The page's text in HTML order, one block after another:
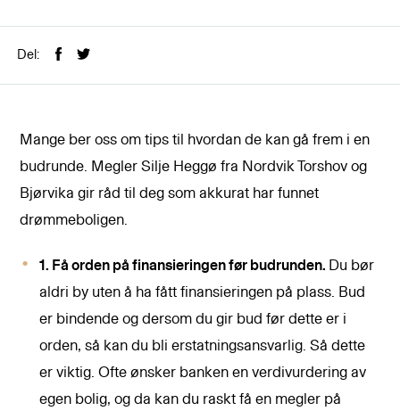
Del:
Mange ber oss om tips til hvordan de kan gå frem i en
budrunde. Megler Silje Heggø fra Nordvik Torshov og
Bjørvika gir råd til deg som akkurat har funnet
drømmeboligen.
1. Få orden på finansieringen før budrunden.
Du bør
aldri by uten å ha fått finansieringen på plass. Bud
er bindende og dersom du gir bud før dette er i
orden, så kan du bli erstatningsansvarlig. Så dette
er viktig. Ofte ønsker banken en verdivurdering av
egen bolig, og da kan du raskt få en megler på